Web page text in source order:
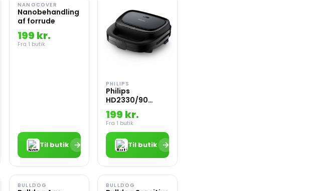
NANOCOVER
Nanobehandling
af forrude
199 kr.
Fra 1 butik
Til butik →
PHILIPS
Philips
HD2330/90
Sandwich
maskine
199 kr.
Fra 1 butik
Til butik →
BULLDOG BULLDOG